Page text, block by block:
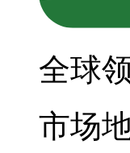
全球
市场